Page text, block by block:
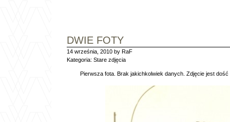
DWIE FOTY
14 września, 2010 by RaF
Kategoria: Stare zdjęcia
Pierwsza fota. Brak jakichkolwiek danych. Zdjęcie jest